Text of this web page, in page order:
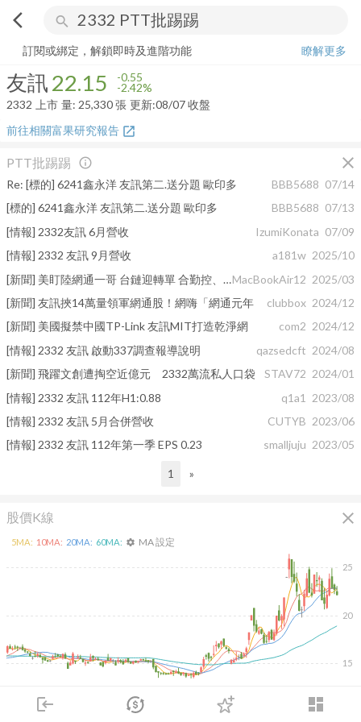
arrow_back_ios search
login dashboard
市場 登入
友訊 22.15-2.42%
訂閱或綁定，解鎖即時及進階功能
瞭解更多
友訊22.15 -0.55
-2.42%
2332
上市 量: 25,330張 更新:08/07 收盤
前往相關富果研究報告 open_in_new
PTT批踢踢 close
info_outline
Re: [標的] 6241鑫永洋 友訊第二.送分題 歐印多 BBB5688 07/14
[標的] 6241鑫永洋 友訊第二.送分題 歐印多
BBB5688 07/13
[情報] 2332友訊 6月營收
IzumiKonata 07/09
[情報] 2332 友訊 9月營收
a181w 2025/10
[新聞] 美盯陸網通一哥 台鏈迎轉單 合勤控、友訊、中磊、正文等將MacBookAir12 2025/03
[新聞] 友訊挾14萬量領軍網通股！網嗨「網通元年
clubbox 2024/12
[新聞] 美國擬禁中國TP-Link 友訊MIT打造乾淨網
com2 2024/12
[情報] 2332 友訊 啟動337調查報導說明
qazsedcft 2024/08
[新聞] 飛躍文創遭掏空近億元 2332萬流私人口袋
STAV72 2024/01
[情報] 2332 友訊 112年H1:0.88
q1a1
2023/08
[情報] 2332 友訊 5月合併營收
CUTYB 2023/06
[情報] 2332 友訊 112年第一季 EPS 0.23
smalljuju 2023/05
1 »
股價K線 close
2026/02/10 2026/04/10 2026/05/28 2026/07/16
15
20
25
5MA: 10MA: 20MA: 60MA: settings MA 設定